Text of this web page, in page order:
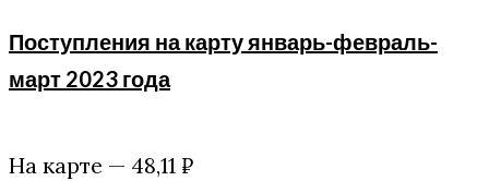
Поступления на карту январь-февраль-
март 2023 года
На карте — 48,11 ₽